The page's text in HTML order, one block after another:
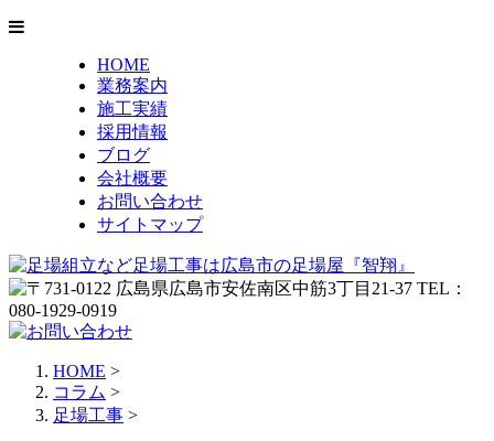
HOME
業務案内
施工実績
採用情報
ブログ
会社概要
お問い合わせ
サイトマップ
HOME >
コラム >
足場工事 >